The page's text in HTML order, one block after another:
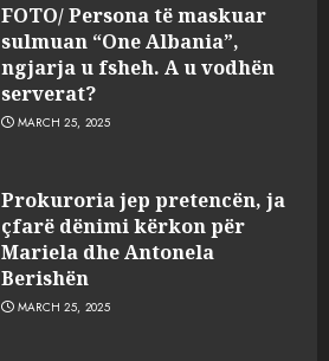
FOTO/ Persona të maskuar
sulmuan “One Albania”,
ngjarja u fsheh. A u vodhën
serverat?
MARCH 25, 2025
Prokuroria jep pretencën, ja
çfarë dënimi kërkon për
Mariela dhe Antonela
Berishën
MARCH 25, 2025